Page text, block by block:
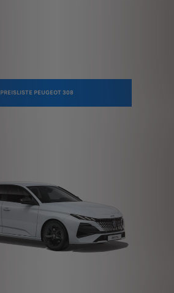
PREISLISTE PEUGEOT 308